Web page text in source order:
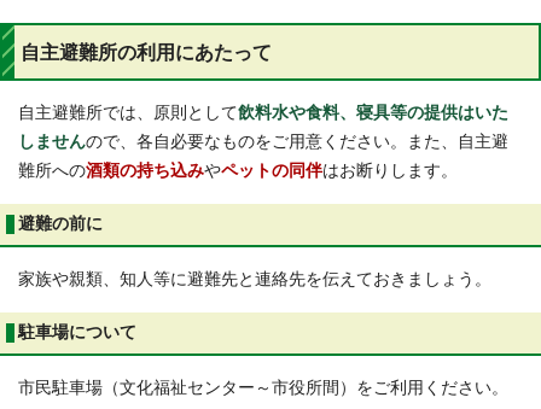
自主避難所の利用にあたって
自主避難所では、原則として飲料水や食料、寝具等の提供はいた
しませんので、各自必要なものをご用意ください。また、自主避
難所への酒類の持ち込みやペットの同伴はお断りします。
避難の前に
家族や親類、知人等に避難先と連絡先を伝えておきましょう。
駐車場について
市民駐車場（文化福祉センター～市役所間）をご利用ください。